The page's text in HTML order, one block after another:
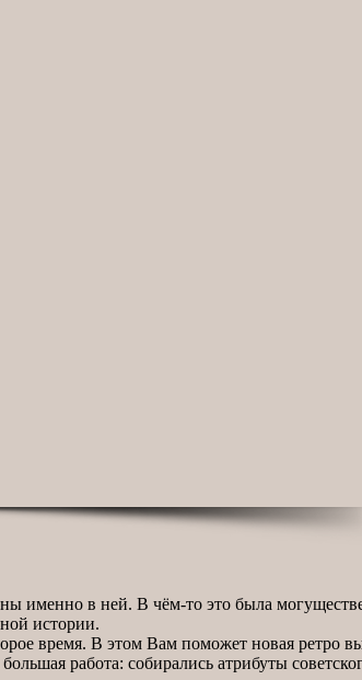
именно в ней. В чём-то это была
истории.
время. В этом Вам поможет новая
работа: собирались атрибуты